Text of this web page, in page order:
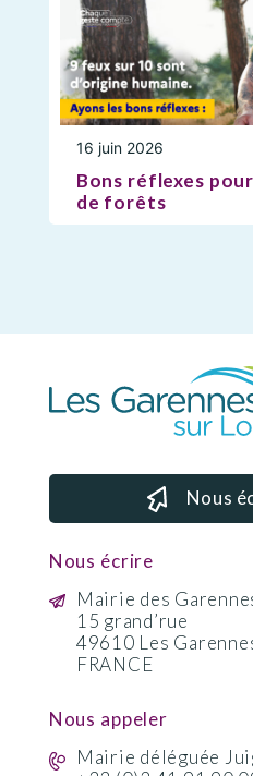
16 juin 2026
Bons réflexes
de forêts
Nous
Nous écrire
Mairie des
15 grand’rue
49610 Les
FRANCE
Nous appeler
Mairie déléguée